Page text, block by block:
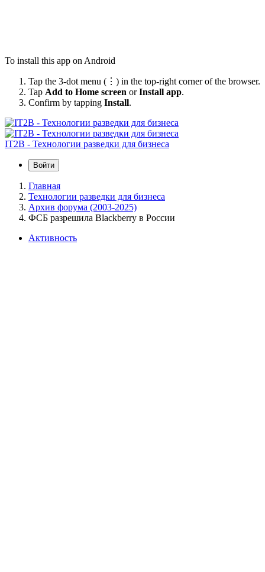
To install this app on Android
Tap the 3-dot menu (⋮) in the top-right corner of the browser.
Tap Add to Home screen orInstall app.
Confirm by tapping Install.
IT2B - Технологии разведки для бизнеса
Войти
Главная
Технологии разведки для бизнеса
Архив форума (2003-2025)
ФСБ разрешила Blackberry в России
Активность